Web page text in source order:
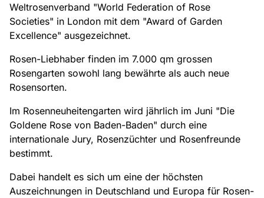
Weltrosenverband "World Federation of Rose
Societies" in London mit dem "Award of Garden
Excellence" ausgezeichnet.
Rosen-Liebhaber finden im 7.000 qm grossen
Rosengarten sowohl lang bewährte als auch neue
Rosensorten.
Im Rosenneuheitengarten wird jährlich im Juni "Die
Goldene Rose von Baden-Baden" durch eine
internationale Jury, Rosenzüchter und Rosenfreunde
bestimmt.
Dabei handelt es sich um eine der höchsten
Auszeichnungen in Deutschland und Europa für Rosen-